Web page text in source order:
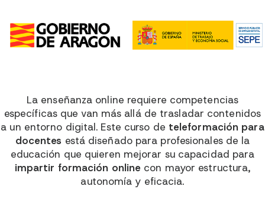
La enseñanza online requiere competencias
específicas que van más allá de trasladar contenidos
a un entorno digital. Este curso de teleformación para
docentes está diseñado para profesionales de la
educación que quieren mejorar su capacidad para
impartir formación online con mayor estructura,
autonomía y eficacia.